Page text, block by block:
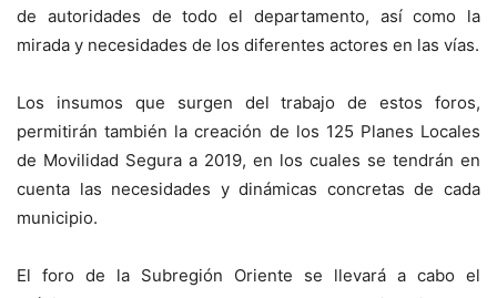
de autoridades de todo el departamento, así como la
mirada y necesidades de los diferentes actores en las vías.
Los insumos que surgen del trabajo de estos foros,
permitirán también la creación de los 125 Planes Locales
de Movilidad Segura a 2019, en los cuales se tendrán en
cuenta las necesidades y dinámicas concretas de cada
municipio.
El foro de la Subregión Oriente se llevará a cabo el